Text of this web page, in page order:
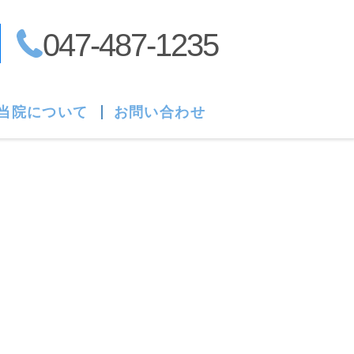
047-487-1235
院について お問い合わせ